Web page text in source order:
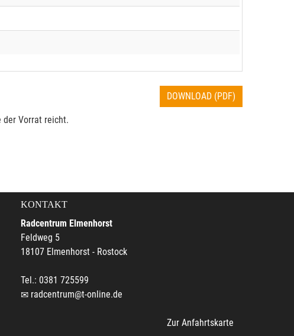
DOWNLOAD (PDF)
der Vorrat reicht.
KONTAKT
Radcentrum Elmenhorst
Feldweg 5
18107 Elmenhorst - Rostock
Tel.: 0381 725599
radcentrum@t-online.de
Zur Anfahrtskarte